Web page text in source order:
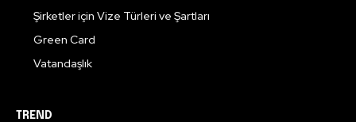
Şirketler için Vize Türleri ve Şartları
Green Card
Vatandaşlık
TREND